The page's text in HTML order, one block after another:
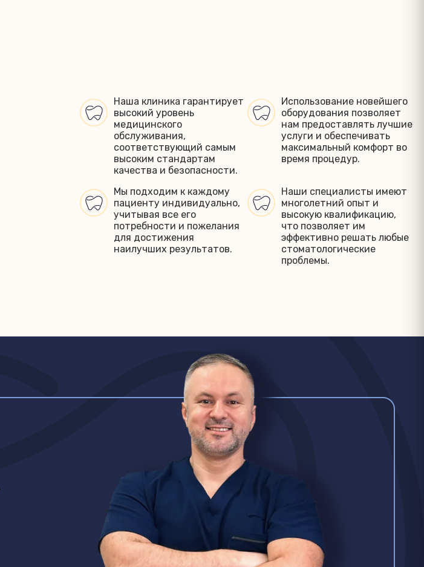
Наша клиника гарантирует
высокий уровень
медицинского
обслуживания,
соответствующий самым
высоким стандартам
качества и безопасности.
Использование новейшего
оборудования позволяет
нам предоставлять лучшие
услуги и обеспечивать
максимальный комфорт во
время процедур.
Мы подходим к каждому
пациенту индивидуально,
учитывая все его
потребности и пожелания
для достижения
наилучших результатов.
Наши специалисты имеют
многолетний опыт и
высокую квалификацию,
что позволяет им
эффективно решать любые
стоматологические
проблемы.